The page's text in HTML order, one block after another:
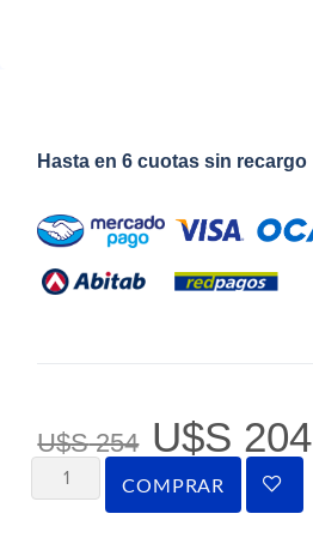
Hasta en 6 cuotas sin recargo
U$S254 U$S 204
COMPRAR